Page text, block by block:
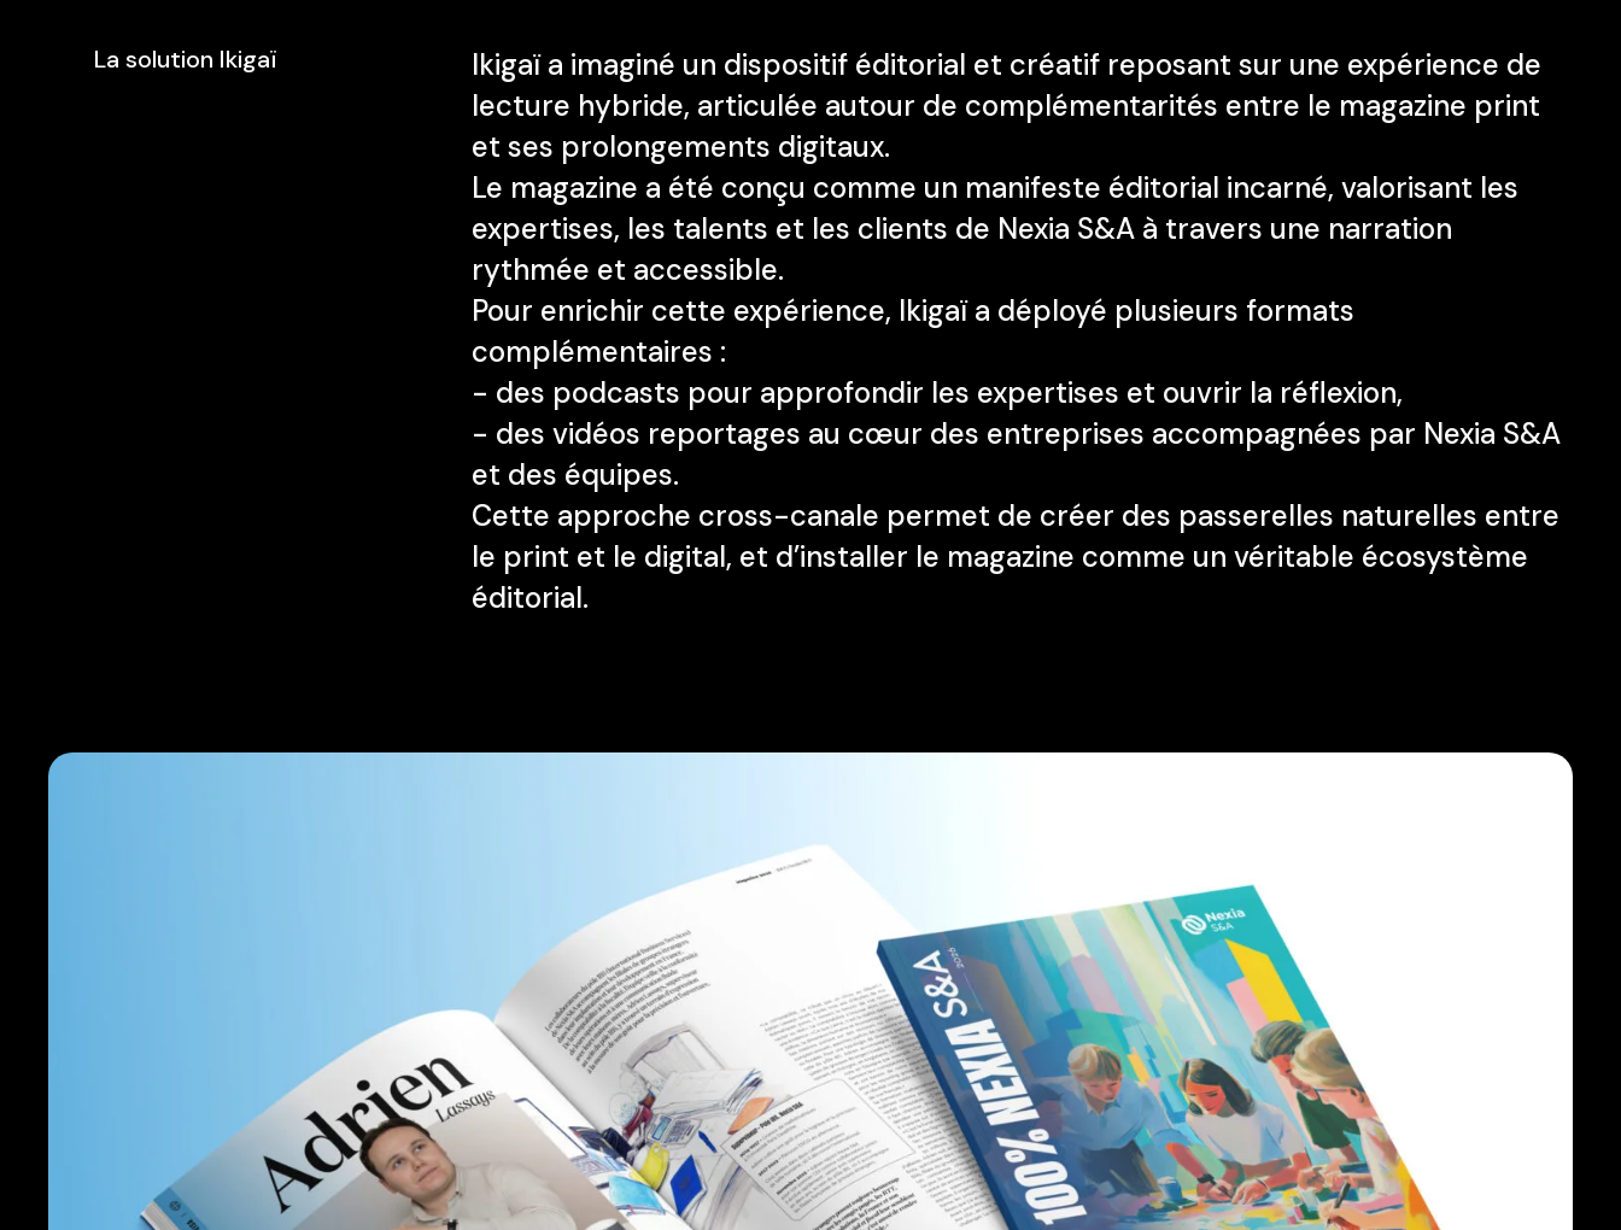
La solution Ikigaï
Ikigaï a imaginé un dispositif éditorial et créatif reposant sur une expérience de
lecture hybride, articulée autour de complémentarités entre le magazine print
et ses prolongements digitaux.
Le magazine a été conçu comme un manifeste éditorial incarné, valorisant les
expertises, les talents et les clients de Nexia S&A à travers une narration
rythmée et accessible.
Pour enrichir cette expérience, Ikigaï a déployé plusieurs formats
complémentaires :
- des podcasts pour approfondir les expertises et ouvrir la réflexion,
- des vidéos reportages au cœur des entreprises accompagnées par Nexia S&A
et des équipes.
Cette approche cross-canale permet de créer des passerelles naturelles entre
le print et le digital, et d’installer le magazine comme un véritable écosystème
éditorial.